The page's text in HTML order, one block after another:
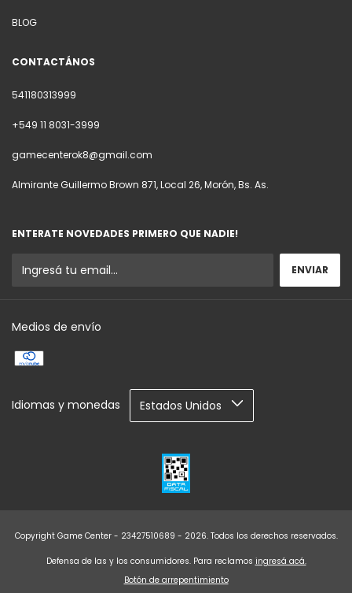
BLOG
CONTACTÁNOS
541180313999
+549 11 8031-3999
gamecenterok8@gmail.com
Almirante Guillermo Brown 871, Local 26, Morón, Bs. As.
ENTERATE NOVEDADES PRIMERO QUE NADIE!
Medios de envío
Idiomas y monedas
Copyright Game Center - 23427510689 - 2026. Todos los derechos reservados.
Defensa de las y los consumidores. Para reclamos ingresá acá.
Botón de arrepentimiento